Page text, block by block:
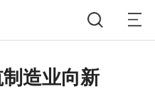
造业向新